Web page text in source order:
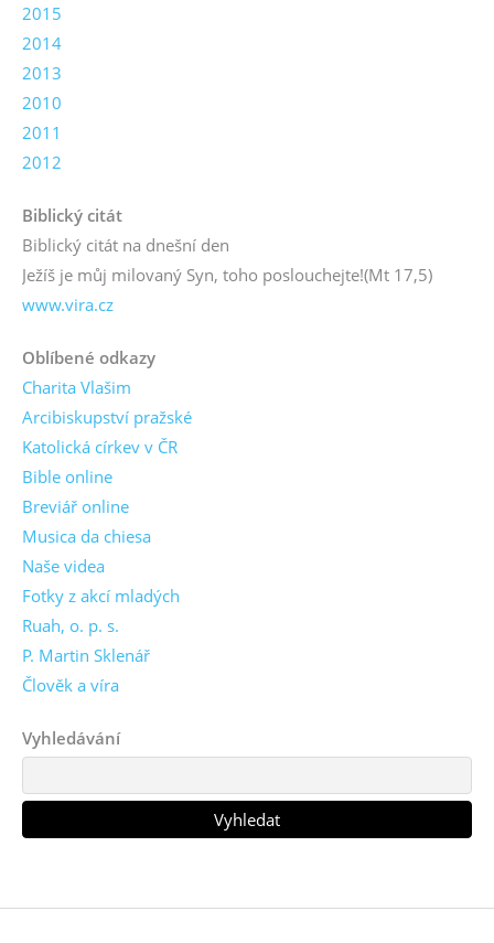
2015
2014
2013
2010
2011
2012
Biblický citát
Biblický citát na dnešní den
Ježíš je můj milovaný Syn, toho poslouchejte!(Mt 17,5)
www.vira.cz
Oblíbené odkazy
Charita Vlašim
Arcibiskupství pražské
Katolická církev v ČR
Bible online
Breviář online
Musica da chiesa
Naše videa
Fotky z akcí mladých
Ruah, o. p. s.
P. Martin Sklenář
Člověk a víra
Vyhledávání